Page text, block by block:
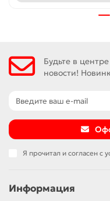
Будьте в
новости!
Я прочитал и согласен с
Информация